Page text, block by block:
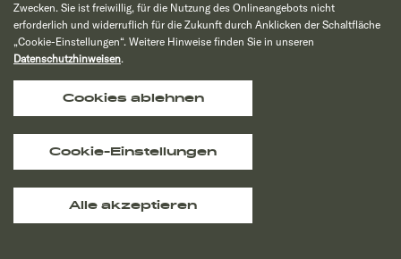
CFC Camping Freizeit Center GmbH
79108 Freiburg-Hochdorf
Deutschland
+49 761 15 24 00
info@cfc-camping.de
http://www.cfc-camping.de
Namsos Fritid AS
Navarveien 4
7820 Spillum
Norwegen
+47 742 750 99
Zwecken. Sie ist freiwillig, für die Nutzung des Onlineangebots nicht
erforderlich und widerruflich für die Zukunft durch Anklicken der Schaltfläche
„Cookie-Einstellungen“. Weitere Hinweise finden Sie in unseren
Datenschutzhinweisen.
Cookies ablehnen
Cookie-Einstellungen
Alle akzeptieren